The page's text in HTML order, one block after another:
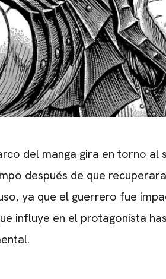
del manga gira en torno al
después de que
ya que el guerrero fue
influye en el protagonista